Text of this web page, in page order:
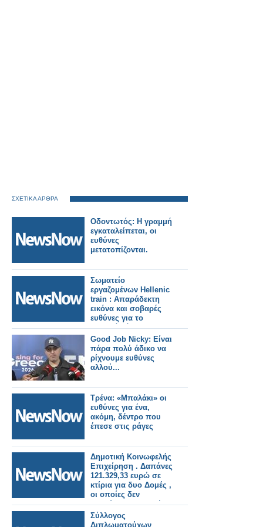
ΣΧΕΤΙΚΑ ΑΡΘΡΑ
Οδοντωτός: Η γραμμή
εγκαταλείπεται, οι
ευθύνες
μετατοπίζονται.
Σωματείο
εργαζομένων Hellenic
train : Απαράδεκτη
εικόνα και σοβαρές
ευθύνες για το
χθεσινό χάος στη
γραμμή Αεροδρομίου.
Good Job Nicky: Είναι
πάρα πολύ άδικο να
ρίχνουμε ευθύνες
αλλού...
Τρένα: «Μπαλάκι» οι
ευθύνες για ένα,
ακόμη, δέντρο που
έπεσε στις ράγες
Δημοτική Κοινωφελής
Επιχείρηση . Δαπάνες
121.329,33 ευρώ σε
κτίρια για δυο Δομές ,
οι οποίες δεν
λειτούργησαν ποτέ.
Δημοτικοί Σύμβουλοι
υπάρχουν; Η
Σύλλογος
Διπλωματούχων